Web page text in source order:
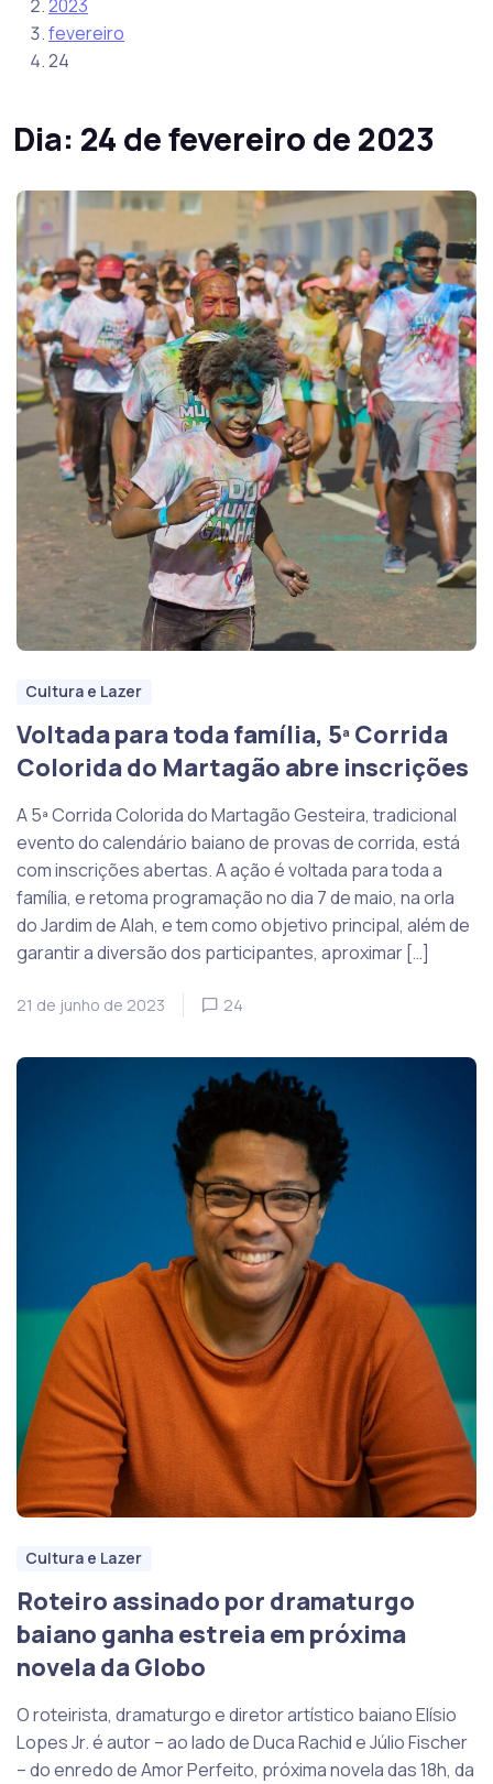
2023
fevereiro
24
Dia: 24 de fevereiro de 2023
Cultura e Lazer
Voltada para toda família, 5ª Corrida
Colorida do Martagão abre inscrições
A 5ª Corrida Colorida do Martagão Gesteira, tradicional
evento do calendário baiano de provas de corrida, está
com inscrições abertas. A ação é voltada para toda a
família, e retoma programação no dia 7 de maio, na orla
do Jardim de Alah, e tem como objetivo principal, além de
garantir a diversão dos participantes, aproximar […]
21 de junho de 2023 24
Cultura e Lazer
Roteiro assinado por dramaturgo
baiano ganha estreia em próxima
novela da Globo
O roteirista, dramaturgo e diretor artístico baiano Elísio
Lopes Jr. é autor – ao lado de Duca Rachid e Júlio Fischer
– do enredo de Amor Perfeito, próxima novela das 18h, da